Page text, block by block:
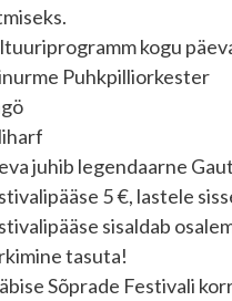
kogu
Puhkpilliorkester
juhib legendaarne
5 €, lastele
sisaldab
tasuta!
Sõprade Festivali